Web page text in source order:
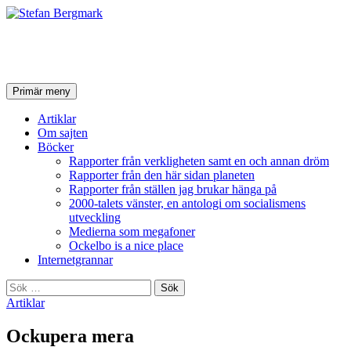
SökPrimär meny Hoppa
till
innehåll
Artiklar
Om sajten
Böcker
Rapporter från verkligheten samt en och annan dröm
Rapporter från den här sidan planeten
Rapporter från ställen jag brukar hänga på
2000-talets vänster, en antologi om socialismens
utveckling
Medierna som megafoner
Ockelbo is a nice place
Internetgrannar
Sök
efter:
Artiklar
Ockupera mera